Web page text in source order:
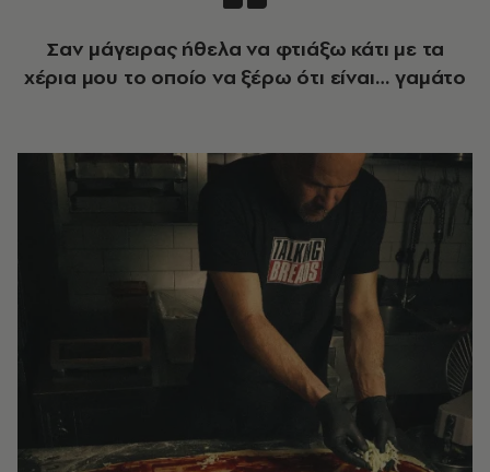
Σαν μάγειρας ήθελα να φτιάξω κάτι με τα
χέρια μου το οποίο να ξέρω ότι είναι… γαμάτο